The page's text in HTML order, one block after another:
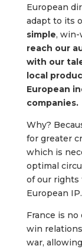
European
adapt to its
simple, win-
reach our
with our
local
European
companies.
Why?
for greater
which is
optimal
of our
European IP.
France is
win
war,